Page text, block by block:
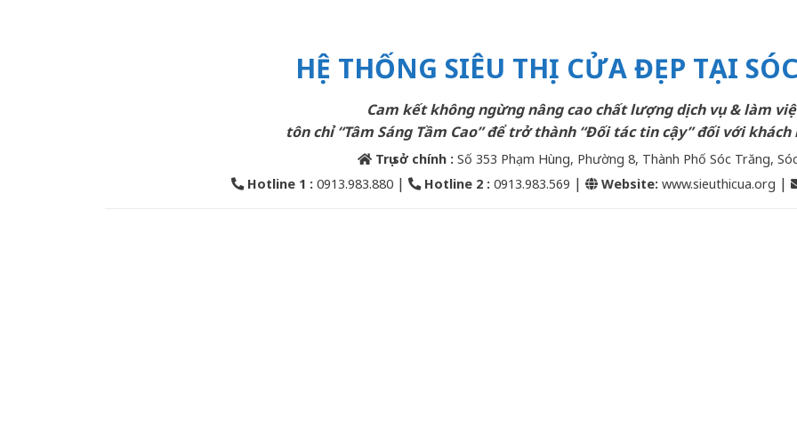
HỆ THỐNG SIÊU THỊ CỬA ĐẸP TẠI
Cam kết không ngừng nâng cao chất lượng dịch vụ & làm
tôn chỉ “Tâm Sáng Tầm Cao” để trở thành “Đối tác tin cậy” đối với
Trụ sở chính : Số 353 Phạm Hùng, Phường 8, Thành Phố Sóc Trăng,
Hotline 1 : 0913.983.880| Hotline 2 : 0913.983.569 | Website: www.sieuthicua.org |